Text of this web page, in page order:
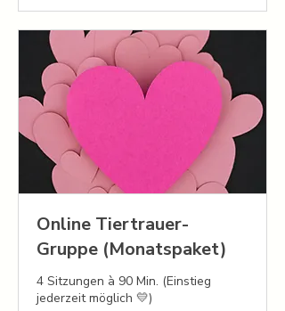
Online Tiertrauer-
Gruppe (Monatspaket)
4 Sitzungen à 90 Min. (Einstieg
jederzeit möglich 💛)